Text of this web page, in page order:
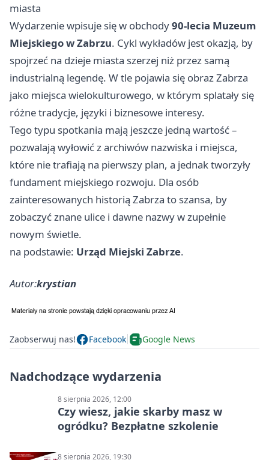
miasta
Wydarzenie wpisuje się w obchody90-lecia Muzeum
Miejskiego w Zabrzu. Cykl wykładów jest okazją, by
spojrzeć na dzieje miasta szerzej niż przez samą
industrialną legendę. W tle pojawia się obraz Zabrza
jako miejsca wielokulturowego, w którym splatały się
różne tradycje, języki i biznesowe interesy.
Tego typu spotkania mają jeszcze jedną wartość –
pozwalają wyłowić z archiwów nazwiska i miejsca,
które nie trafiają na pierwszy plan, a jednak tworzyły
fundament miejskiego rozwoju. Dla osób
zainteresowanych historią Zabrza to szansa, by
zobaczyć znane ulice i dawne nazwy w zupełnie
nowym świetle.
na podstawie: Urząd Miejski Zabrze.
Autor:krystian
Zaobserwuj nas! Facebook Google News
Nadchodzące wydarzenia
8 sierpnia 2026, 12:00
Czy wiesz, jakie skarby masz w
ogródku? Bezpłatne szkolenie
8 sierpnia 2026, 19:30